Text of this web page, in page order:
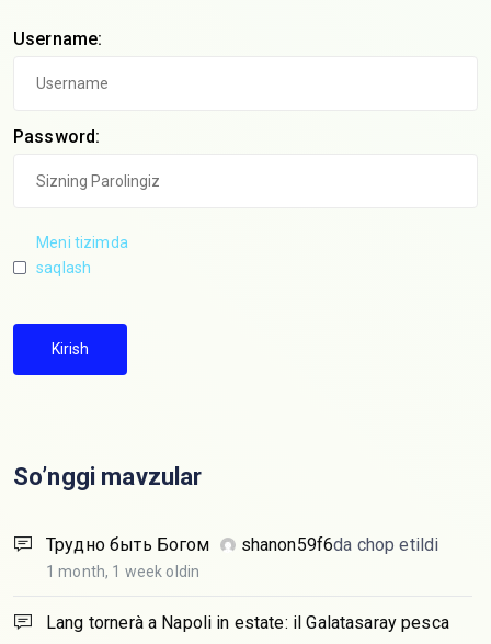
Username:
Password:
Meni tizimda
saqlash
Kirish
So’nggi mavzular
Трудно быть Богом shanon59f6da chop etildi
1 month, 1 week oldin
Lang tornerà a Napoli in estate: il Galatasaray pesca